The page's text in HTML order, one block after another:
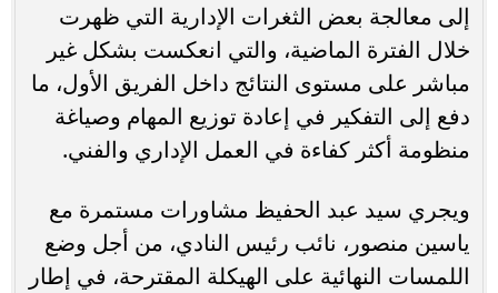
إلى معالجة بعض الثغرات الإدارية التي ظهرت
خلال الفترة الماضية، والتي انعكست بشكل غير
مباشر على مستوى النتائج داخل الفريق الأول، ما
دفع إلى التفكير في إعادة توزيع المهام وصياغة
منظومة أكثر كفاءة في العمل الإداري والفني.
ويجري سيد عبد الحفيظ مشاورات مستمرة مع
ياسين منصور، نائب رئيس النادي، من أجل وضع
اللمسات النهائية على الهيكلة المقترحة، في إطار